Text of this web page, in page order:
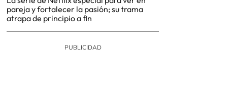
pareja y fortalecer la pasión; su trama
atrapa de principio a fin